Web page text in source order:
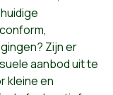
Zijn er
aanbod uit te
kleine en